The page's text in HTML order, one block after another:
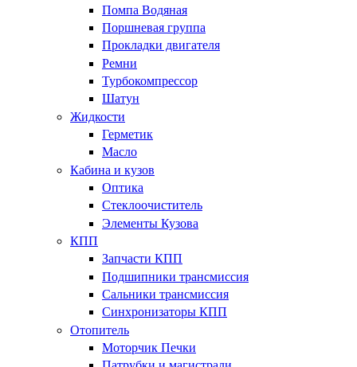
Помпа Водяная
Поршневая группа
Прокладки двигателя
Ремни
Турбокомпрессор
Шатун
Жидкости
Герметик
Масло
Кабина и кузов
Оптика
Стеклоочиститель
Элементы Кузова
КПП
Запчасти КПП
Подшипники трансмиссия
Сальники трансмиссия
Синхронизаторы КПП
Отопитель
Моторчик Печки